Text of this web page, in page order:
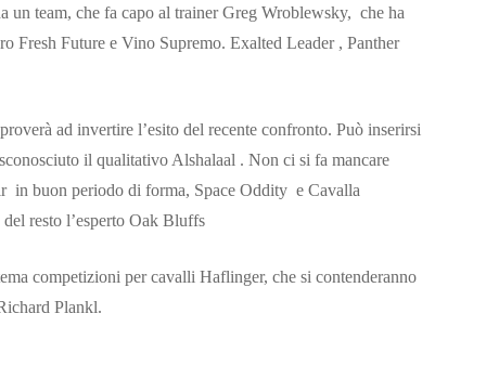
team, che fa capo al trainer Greg Wroblewsky, che ha
Fresh Future e Vino Supremo. Exalted Leader , Panther
ad invertire l’esito del recente confronto. Può inserirsi
il qualitativo Alshalaal . Non ci si fa mancare
in buon periodo di forma, Space Oddity e Cavalla
resto l’esperto Oak Bluffs
competizioni per cavalli Haflinger, che si contenderanno
Plankl.